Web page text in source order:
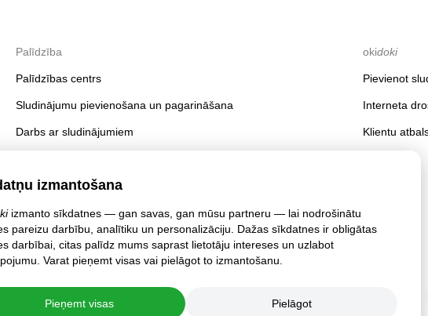
izmantošana
izmanto sīkdatnes — gan savas, gan mūsu partneru — lai nodrošinātu
pareizu darbību, analītiku un personalizāciju. Dažas sīkdatnes ir obligātas
darbībai, citas palīdz mums saprast lietotāju intereses un uzlabot
Varat pieņemt visas vai pielāgot to izmantošanu.
Pieņemt visas Pielāgot
Palīdzība
Palīdzības centrs
Sludinājumu pievienošana un pagarināšana
Darbs ar sludinājumiem
Konta drošība
okidoki
Pievienot
Interneta
Klientu